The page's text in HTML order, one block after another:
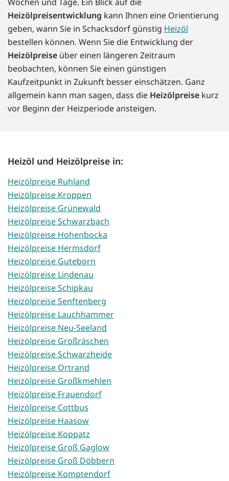
Heizölpreisentwicklung kann Ihnen eine Orientierung
geben, wann Sie in Schacksdorf günstig Heizöl
bestellen können. Wenn Sie die Entwicklung der
Heizölpreise über einen längeren Zeitraum
beobachten, können Sie einen günstigen
Kaufzeitpunkt in Zukunft besser einschätzen. Ganz
allgemein kann man sagen, dass die Heizölpreise kurz
vor Beginn der Heizperiode ansteigen.
Heizöl und Heizölpreise in:
Heizölpreise Ruhland
Heizölpreise Kroppen
Heizölpreise Grünewald
Heizölpreise Schwarzbach
Heizölpreise Hohenbocka
Heizölpreise Hermsdorf
Heizölpreise Guteborn
Heizölpreise Lindenau
Heizölpreise Schipkau
Heizölpreise Senftenberg
Heizölpreise Lauchhammer
Heizölpreise Neu-Seeland
Heizölpreise Großräschen
Heizölpreise Schwarzheide
Heizölpreise Ortrand
Heizölpreise Großkmehlen
Heizölpreise Frauendorf
Heizölpreise Cottbus
Heizölpreise Haasow
Heizölpreise Koppatz
Heizölpreise Groß Gaglow
Heizölpreise Groß Döbbern
Heizölpreise Komptendorf